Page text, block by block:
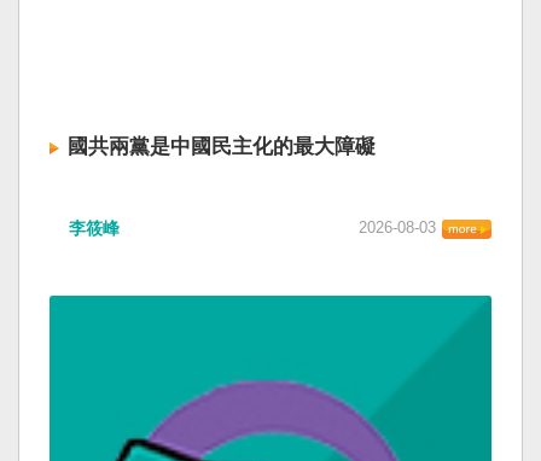
國共兩黨是中國民主化的最大障礙
李筱峰 2026-08-03